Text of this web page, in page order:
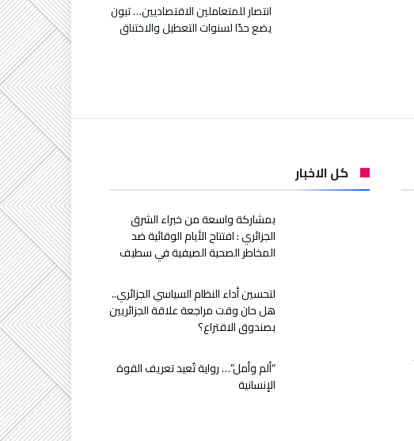
انتصار للمتعاملين الاقتصاديين… تبون
يضع حدًا لسنوات التعطيل والاختناق
كل الاخبار
بمشاركة واسعة من خبراء الشرق
الجزائري : افتتاح الأيام الوقائية ضد
المخاطر الصحية الصيفية في سطيف
لتحسين أداء النظام السياسي الجزائري..
هل حان وقت مراجعة علاقة الجزائريين
بصندوق الاقتراع؟
“ألم وأمل”… رواية تُعيد تعريف القوة
الإنسانية